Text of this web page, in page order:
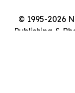
© 1995-2026
Publishing &